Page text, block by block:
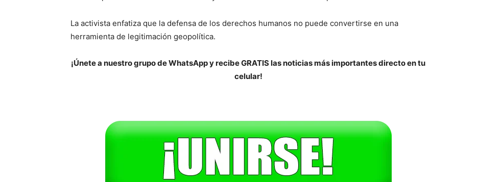
La activista enfatiza que la defensa de los derechos humanos no puede convertirse en una
herramienta de legitimación geopolítica.
¡Únete a nuestro grupo de WhatsApp y recibe GRATIS las noticias más importantes directo en tu
celular!